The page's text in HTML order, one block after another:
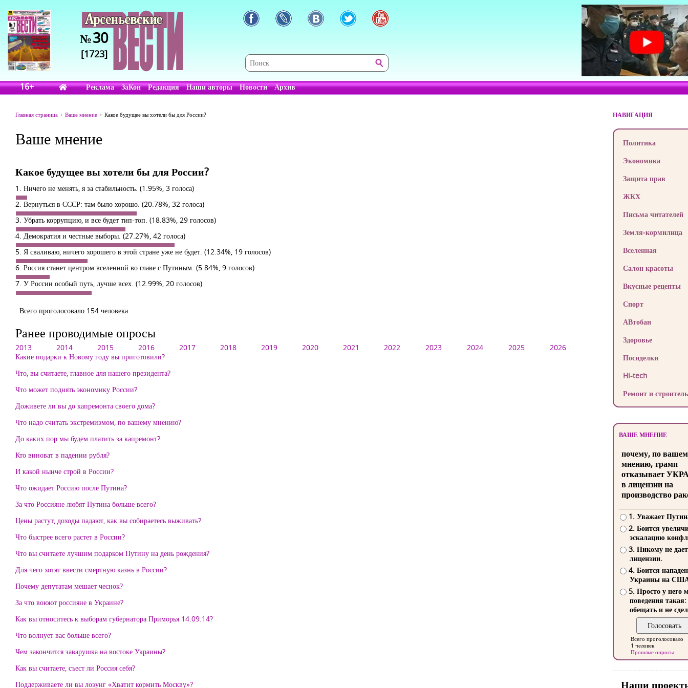
№30
[1723]
16+ Реклама ЗаКон Редакция Наши авторы Новости Архив
Главная страница Ваше мнение Какое будущее вы хотели бы для России?
Ваше мнение
Какое будущее вы хотели бы для России?
1. Ничего не менять, я за стабильность. (1.95%, 3 голоса)
2. Вернуться в СССР: там было хорошо. (20.78%, 32 голоса)
3. Убрать коррупцию, и все будет тип-топ. (18.83%, 29 голосов)
4. Демократия и честные выборы. (27.27%, 42 голоса)
5. Я сваливаю, ничего хорошего в этой стране уже не будет. (12.34%, 19 голосов)
6. Россия станет центром вселенной во главе с Путиным. (5.84%, 9 голосов)
7. У России особый путь, лучше всех. (12.99%, 20 голосов)
Всего проголосовало 154 человека
Ранее проводимые опросы
2013 2014 2015 2016 2017 2018 2019 2020 2021 2022 2023 2024 2025
2026
Какие подарки к Новому году вы приготовили?
Что, вы считаете, главное для нашего президента?
Что может поднять экономику России?
Доживете ли вы до капремонта своего дома?
Что надо считать экстремизмом, по вашему мнению?
До каких пор мы будем платить за капремонт?
Кто виноват в падении рубля?
И какой нынче строй в России?
Что ожидает Россию после Путина?
За что Россияне любят Путина больше всего?
Цены растут, доходы падают, как вы собираетесь выживать?
Что быстрее всего растет в России?
Что вы считаете лучшим подарком Путину на день рождения?
Для чего хотят ввести смертную казнь в России?
Почему депутатам мешает чеснок?
За что воюют россияне в Украине?
Как вы относитесь к выборам губернатора Приморья 14.09.14?
Что волнует вас больше всего?
Чем закончится заварушка на востоке Украины?
Как вы считаете, съест ли Россия себя?
Поддерживаете ли вы лозунг «Хватит кормить Москву»?
НАВИГАЦИЯ
Политика
Экономика
Защита прав
ЖКХ
Письма читателей
Земля-кормилица
Вселенная
Салон красоты
Вкусные рецепты
Спорт
АВтобан
Здоровье
Посиделки
Hi-tech
Ремонт и
ВАШЕ МНЕНИЕ
почему, по
мнению, трамп
отказывает
в лицензии на
производство
1. Уважает
2. Боится
эскалацию
3. Никому не
лицензии.
4. Боится
Украины на
5. Просто у него
поведения такая:
обещать и не
Всего проголосовало
1 человек
Прошлые опросы
Наши